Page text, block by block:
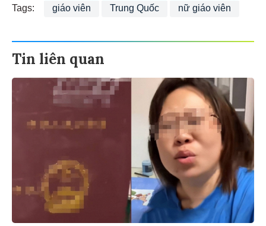
Tags: giáo viên Trung Quốc nữ giáo viên
Tin liên quan